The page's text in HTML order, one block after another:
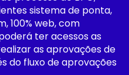
sistema de ponta,
100% web, com
ter acessos as
as aprovações de
do fluxo de aprovações